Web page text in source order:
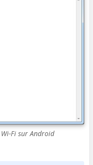
Fi sur Android